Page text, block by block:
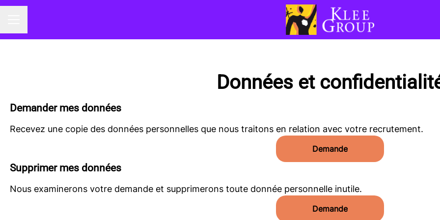
Données et
Demander mes données
Recevez une copie des données personnelles que nous traitons en relation avec votre recrutement.
Demande
Supprimer mes données
Nous examinerons votre demande et supprimerons toute donnée personnelle inutile.
Demande